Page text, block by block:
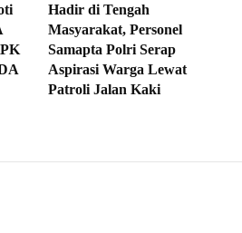
Hadir di Tengah
Masyarakat, Personel
Samapta Polri Serap
Aspirasi Warga Lewat
Patroli Jalan Kaki